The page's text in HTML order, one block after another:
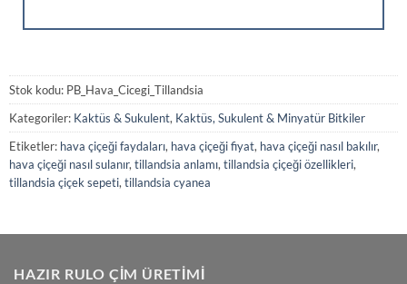
Stok kodu: PB_Hava_Cicegi_Tillandsia
Kategoriler: Kaktüs & Sukulent, Kaktüs, Sukulent & Minyatür Bitkiler
Etiketler: hava çiçeği faydaları, hava çiçeği fiyat, hava çiçeği nasıl bakılır,
hava çiçeği nasıl sulanır, tillandsia anlamı, tillandsia çiçeği özellikleri,
tillandsia çiçek sepeti, tillandsia cyanea
HAZIR RULO ÇIM ÜRETIMI